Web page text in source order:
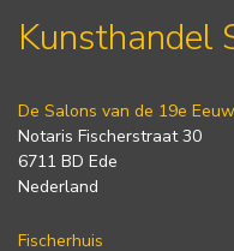
Kunsthandel
De Salons van de 19e Eeuw
Notaris Fischerstraat 30
6711 BD Ede
Nederland
Fischerhuis